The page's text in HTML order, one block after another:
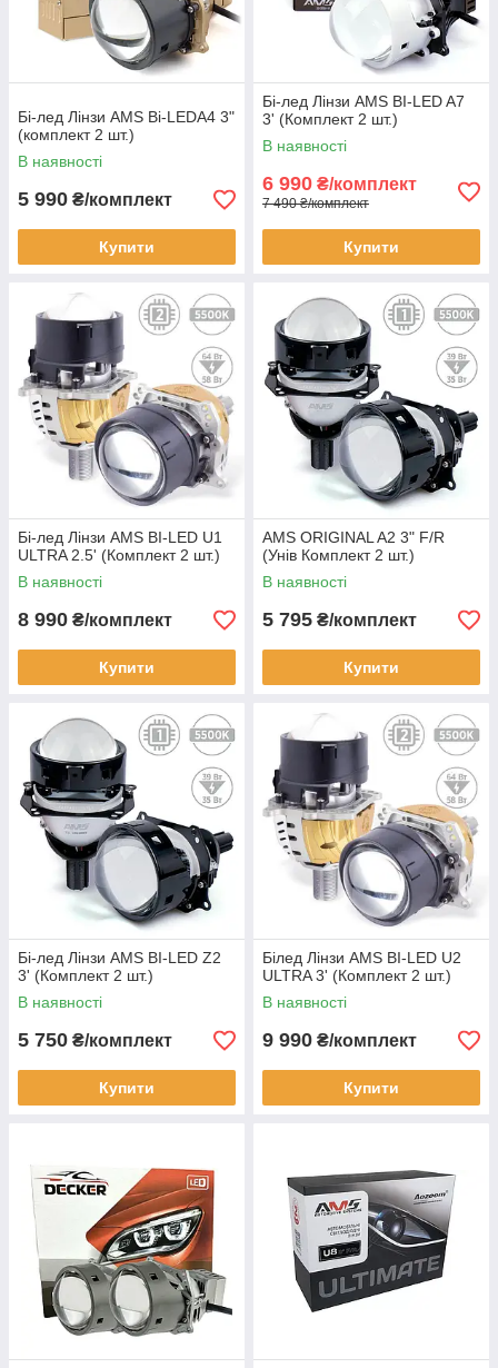
Бі-лед Лінзи AMS Bi-LEDA4 3"
(комплект 2 шт.)
В наявності
5 990 ₴/комплект
Купити
Бі-лед Лінзи AMS BI-LED A7
3' (Комплект 2 шт.)
В наявності
6 990 ₴/комплект
7 490 ₴/комплект
Купити
Бі-лед Лінзи AMS BI-LED U1
ULTRA 2.5' (Комплект 2 шт.)
В наявності
8 990 ₴/комплект
Купити
AMS ORIGINAL A2 3" F/R
(Унів Комплект 2 шт.)
В наявності
5 795 ₴/комплект
Купити
Бі-лед Лінзи AMS BI-LED Z2
3' (Комплект 2 шт.)
В наявності
5 750 ₴/комплект
Купити
Білед Лінзи AMS BI-LED U2
ULTRA 3' (Комплект 2 шт.)
В наявності
9 990 ₴/комплект
Купити